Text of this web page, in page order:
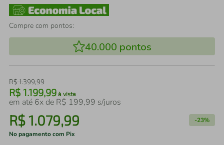
Compre com pontos:
40.000 pontos
R$1.399,99
R$ 1.199,99 à vista
em até 6x de R$ 199,99 s/juros
R$1.079,99 -23%
No pagamento com Pix